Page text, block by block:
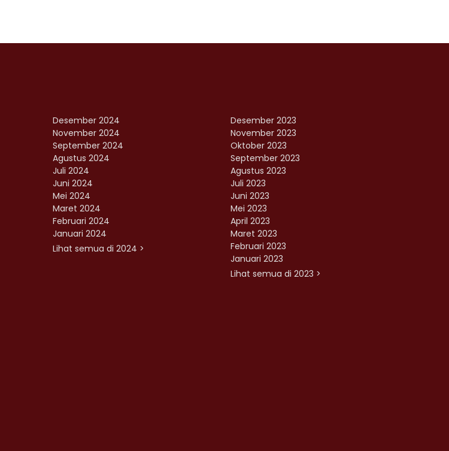
Desember 2024
November 2024
September 2024
Agustus 2024
Juli 2024
Juni 2024
Mei 2024
Maret 2024
Februari 2024
Januari 2024
Lihat semua di 2024 >
Desember 2023
November 2023
Oktober 2023
September 2023
Agustus 2023
Juli 2023
Juni 2023
Mei 2023
April 2023
Maret 2023
Februari 2023
Januari 2023
Lihat semua di 2023 >